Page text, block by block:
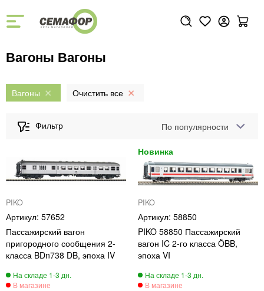
Вагоны Вагоны
Вагоны
По популярности
PIKO
57652
Пассажирский вагон
пригородного сообщения 2-
класса BDn738 DB, эпоха IV
PIKO
58850
PIKO 58850 Пассажирский
вагон IC 2-го класса ÖBB,
эпоха VI